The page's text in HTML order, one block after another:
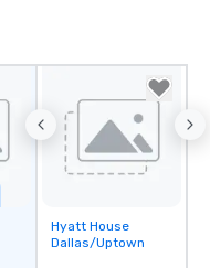
Removed from
favorites
Hyatt House
Dallas/Uptown